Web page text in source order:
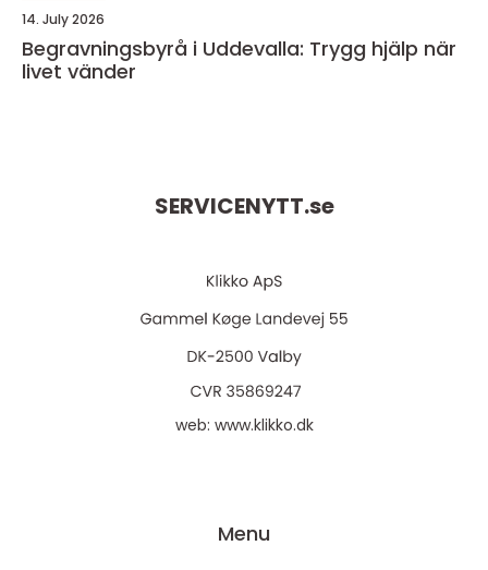
14. July 2026
Begravningsbyrå i Uddevalla: Trygg hjälp när
livet vänder
SERVICENYTT.se
web: www.klikko.dk
Menu